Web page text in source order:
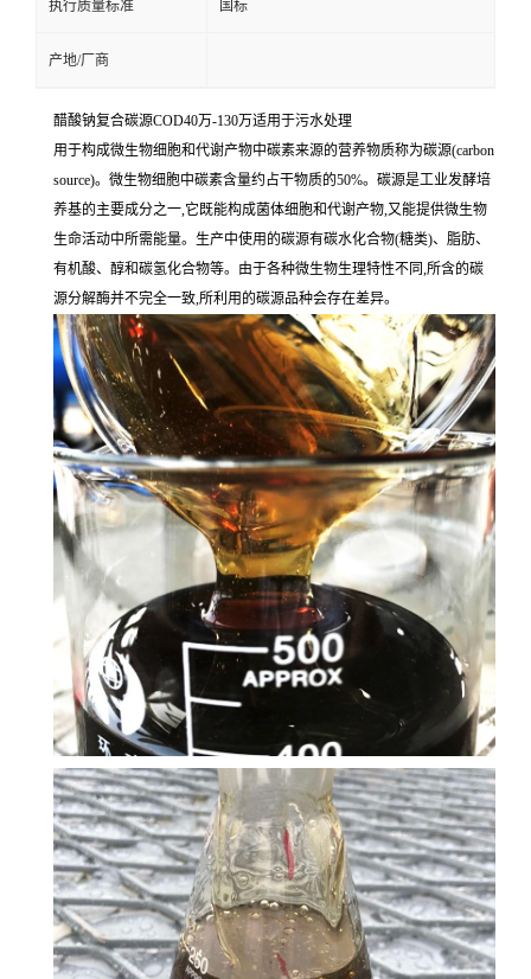
执行质量标准 国标
产地/厂商
醋酸钠复合碳源COD40万-130万适用于污水处理
用于构成微生物细胞和代谢产物中碳素来源的营养物质称为碳源(carbon
source)。微生物细胞中碳素含量约占干物质的50%。碳源是工业发酵培
养基的主要成分之一,它既能构成菌体细胞和代谢产物,又能提供微生物
生命活动中所需能量。生产中使用的碳源有碳水化合物(糖类)、脂肪、
有机酸、醇和碳氢化合物等。由于各种微生物生理特性不同,所含的碳
源分解酶并不完全一致,所利用的碳源品种会存在差异。